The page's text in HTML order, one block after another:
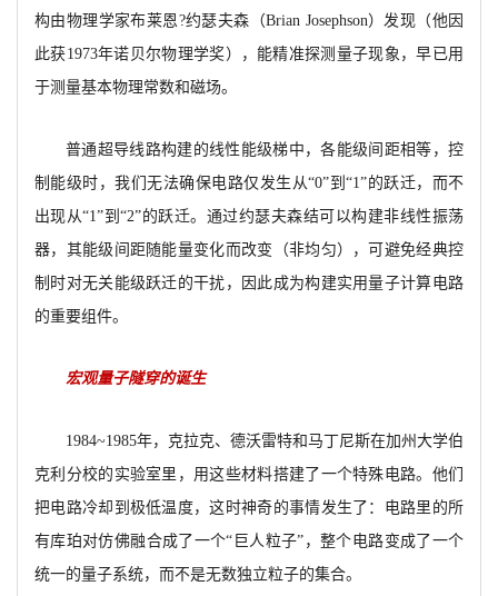
构由物理学家布莱恩?约瑟夫森（Brian Josephson）发现（他因
此获1973年诺贝尔物理学奖），能精准探测量子现象，早已用
于测量基本物理常数和磁场。
普通超导线路构建的线性能级梯中，各能级间距相等，控
制能级时，我们无法确保电路仅发生从“0”到“1”的跃迁，而不
出现从“1”到“2”的跃迁。通过约瑟夫森结可以构建非线性振荡
器，其能级间距随能量变化而改变（非均匀），可避免经典控
制时对无关能级跃迁的干扰，因此成为构建实用量子计算电路
的重要组件。
宏观量子隧穿的诞生
1984~1985年，克拉克、德沃雷特和马丁尼斯在加州大学伯
克利分校的实验室里，用这些材料搭建了一个特殊电路。他们
把电路冷却到极低温度，这时神奇的事情发生了：电路里的所
有库珀对仿佛融合成了一个“巨人粒子”，整个电路变成了一个
统一的量子系统，而不是无数独立粒子的集合。